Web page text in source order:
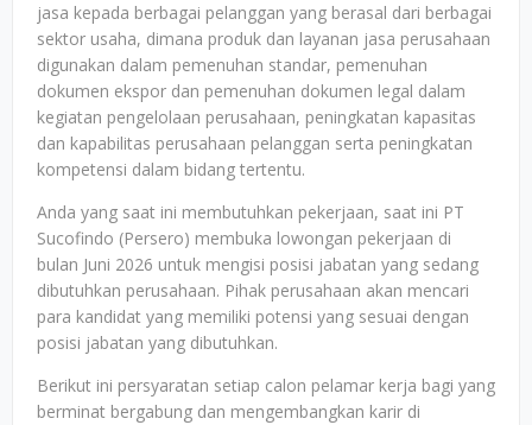
jasa kepada berbagai pelanggan yang berasal dari berbagai
sektor usaha, dimana produk dan layanan jasa perusahaan
digunakan dalam pemenuhan standar, pemenuhan
dokumen ekspor dan pemenuhan dokumen legal dalam
kegiatan pengelolaan perusahaan, peningkatan kapasitas
dan kapabilitas perusahaan pelanggan serta peningkatan
kompetensi dalam bidang tertentu.
Anda yang saat ini membutuhkan pekerjaan, saat ini PT
Sucofindo (Persero) membuka lowongan pekerjaan di
bulan Juni 2026 untuk mengisi posisi jabatan yang sedang
dibutuhkan perusahaan. Pihak perusahaan akan mencari
para kandidat yang memiliki potensi yang sesuai dengan
posisi jabatan yang dibutuhkan.
Berikut ini persyaratan setiap calon pelamar kerja bagi yang
berminat bergabung dan mengembangkan karir di